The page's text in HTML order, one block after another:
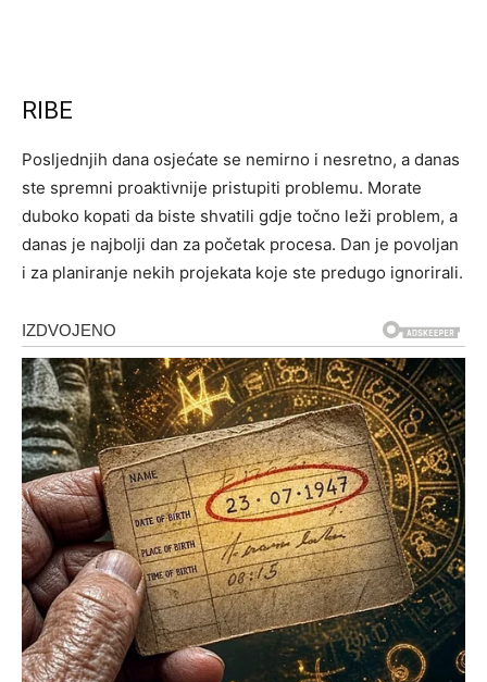
RIBE
Posljednjih dana osjećate se nemirno i nesretno, a danas
ste spremni proaktivnije pristupiti problemu. Morate
duboko kopati da biste shvatili gdje točno leži problem, a
danas je najbolji dan za početak procesa. Dan je povoljan
i za planiranje nekih projekata koje ste predugo ignorirali.